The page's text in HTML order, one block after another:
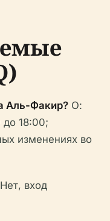
Аль-Факир? О:
18:00;
изменениях во
вход